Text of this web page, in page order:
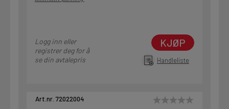
Logg inn eller
registrer deg for å
se din avtalepris
KJØP
Handleliste
Art.nr. 72022004